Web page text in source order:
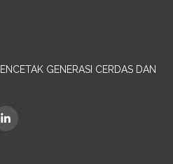
GENERASI CERDAS DAN